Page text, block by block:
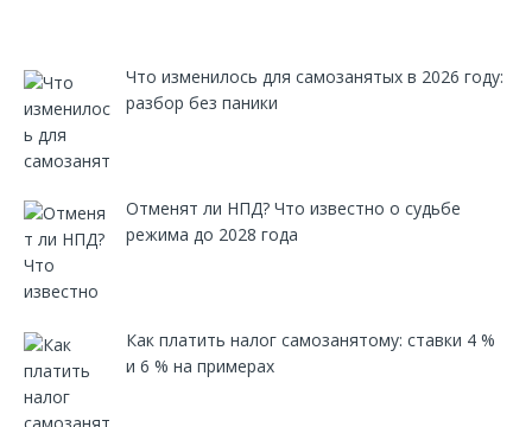
Что изменилось для самозанятых в 2026 году:
разбор без паники
Отменят ли НПД? Что известно о судьбе
режима до 2028 года
Как платить налог самозанятому: ставки 4 %
и 6 % на примерах